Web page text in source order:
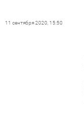
11 сентября 2020, 15:50